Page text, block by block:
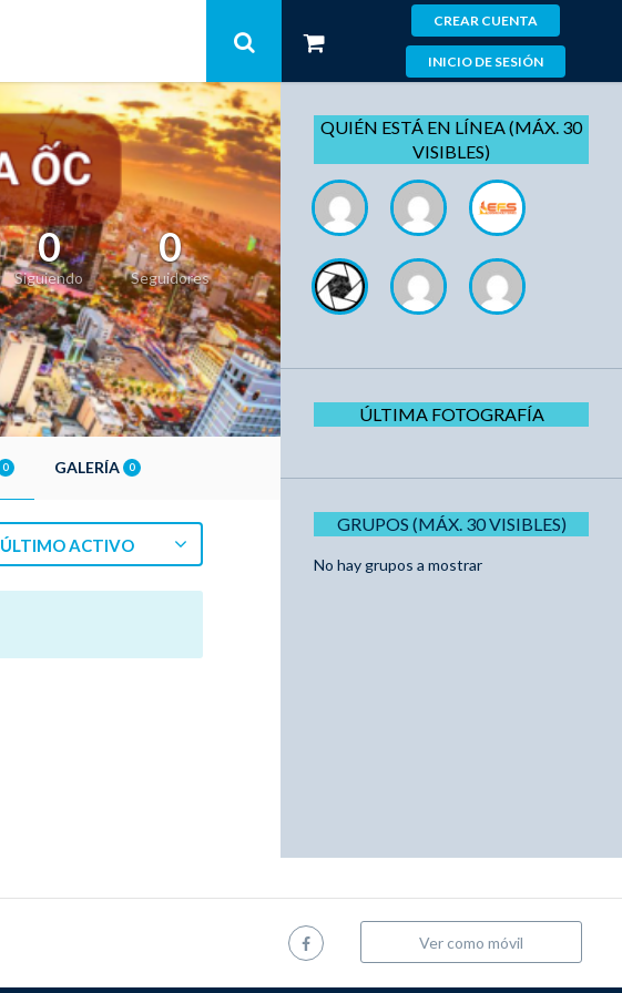
CREAR CUENTA
INICIO DE SESIÓN
0
Siguiendo
0
Seguidores
0 GALERÍA 0
ÚLTIMO ACTIVO
QUIÉN ESTÁ EN LÍNEA (MÁX. 30
VISIBLES)
ÚLTIMA FOTOGRAFÍA
GRUPOS (MÁX. 30 VISIBLES)
No hay grupos a mostrar